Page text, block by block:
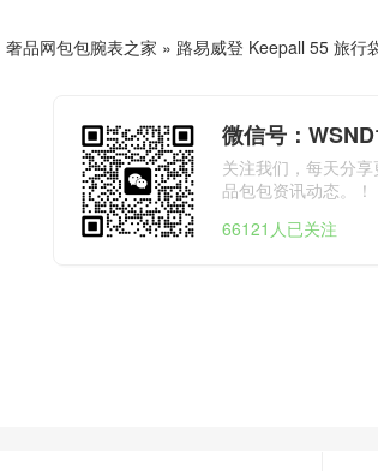
奢品网包包腕表之家 » 路易威登 Keepall 55 旅行
微信号：
关注我们，每天分
品包包资讯动态。！
66121人已关注